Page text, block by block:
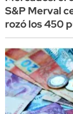
S&P Merval
rozó los 450